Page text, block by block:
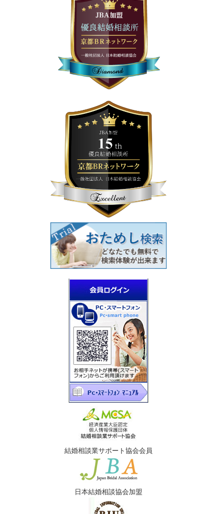
結婚相談業サポート協会会員
日本結婚相談協会加盟